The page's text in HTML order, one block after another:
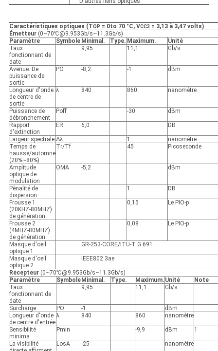
Caractéristiques optiques (TOP = 0to 70 °C, VCC3 = 3,13 à 3,47 volts)
Émetteur(0~70℃@9.953Gb/s~11.3Gb/s)
Paramètre
Symbole Minimal. Type. Maximum.
Unité
Taux
fonctionnant de
date
9,95 11,1 Gb/s
Avenue. De
puissance de
sortie
PO -8,2 -1 dBm
Longueur d'onde
de centre de
sortie
λ 840 860 nanomètre
Puissance de
débronchement
Poff -30 dBm
Rapport
d'extinction
ER 6,0 DB
Largeur spectrale Δλ 1
nanomètre
Temps de
hausse/automne
(20%~80%)
Tr/Tf 45 Picoseconde
Amplitude
optique de
modulation
OMA -5,2 dBm
Pénalité de
dispersion
1 DB
Frousse 1
(20KHZ-80MHZ)
de génération
0,15 Le PIO-p
Frousse 2
(4MHZ-80MHZ)
de génération
0,08 Le PIO-p
Masque d'oeil
optique 1
GR-253-CORE/ITU-T G.691
Masque d'oeil
optique 2
IEEE802.3ae
Récepteur(0~70℃@9.953Gb/s~11.3Gb/s)
Paramètre
Symbole Minimal. Type. Maximum. Unité
Note
Taux
fonctionnant de
date
9,95 11,1 Gb/s
Surcharge PO -1
dBm
Longueur d'onde
de centre d'entrée
λ 840 860 nanomètre
Sensibilité
minima
Pmin -9,9 dBm 1
La visibilité
LosA -25 nanomètre